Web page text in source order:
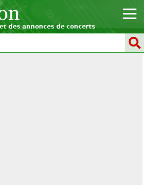
des annonces de concerts